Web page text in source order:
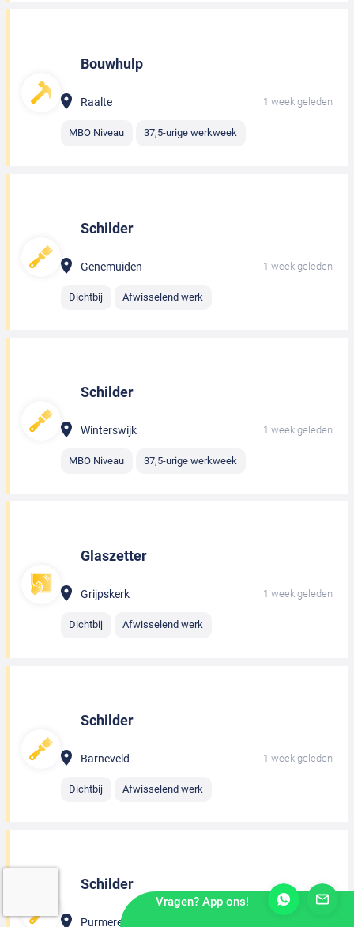
Bouwhulp
Raalte 1 week geleden
MBO Niveau 37,5-urige werkweek
Schilder
Genemuiden 1 week geleden
Dichtbij Afwisselend werk
Schilder
Winterswijk 1 week geleden
MBO Niveau 37,5-urige werkweek
Glaszetter
Grijpskerk 1 week geleden
Dichtbij Afwisselend werk
Schilder
Barneveld 1 week geleden
Dichtbij Afwisselend werk
Schilder
Purmerend
Vragen? App ons!